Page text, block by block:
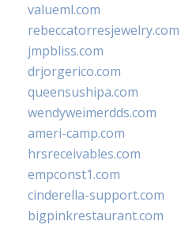
valueml.com
rebeccatorresjewelry.com
jmpbliss.com
drjorgerico.com
queensushipa.com
wendyweimerdds.com
ameri-camp.com
hrsreceivables.com
empconst1.com
cinderella-support.com
bigpinkrestaurant.com